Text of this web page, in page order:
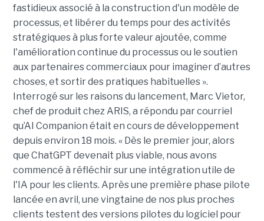
fastidieux associé à la construction d'un modèle de
processus, et libérer du temps pour des activités
stratégiques à plus forte valeur ajoutée, comme
l'amélioration continue du processus ou le soutien
aux partenaires commerciaux pour imaginer d’autres
choses, et sortir des pratiques habituelles ».
Interrogé sur les raisons du lancement, Marc Vietor,
chef de produit chez ARIS, a répondu par courriel
qu’AI Companion était en cours de développement
depuis environ 18 mois. « Dès le premier jour, alors
que ChatGPT devenait plus viable, nous avons
commencé à réfléchir sur une intégration utile de
l'IA pour les clients. Après une première phase pilote
lancée en avril, une vingtaine de nos plus proches
clients testent des versions pilotes du logiciel pour